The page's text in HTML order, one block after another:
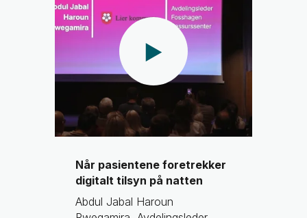
Når pasientene foretrekker
digitalt tilsyn på natten
Abdul Jabal Haroun